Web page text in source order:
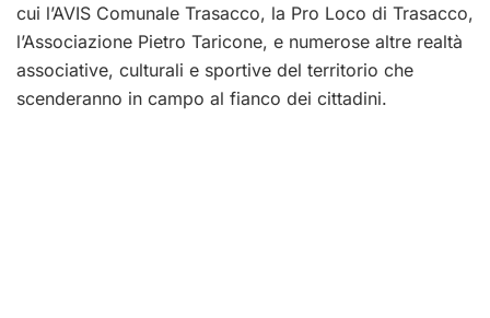
cui l’AVIS Comunale Trasacco, la Pro Loco di Trasacco,
l’Associazione Pietro Taricone, e numerose altre realtà
associative, culturali e sportive del territorio che
scenderanno in campo al fianco dei cittadini.